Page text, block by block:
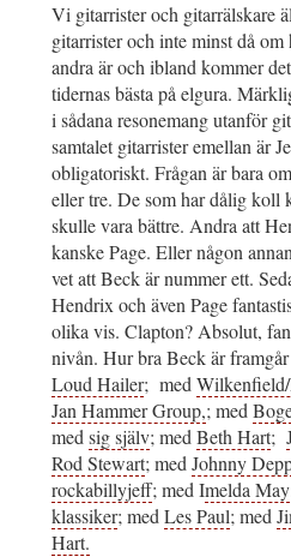
Vi gitarrister och gitarrälskare
gitarrister och inte minst då om
andra är och ibland kommer
tidernas bästa på elgura.
i sådana resonemang utanför
samtalet gitarrister emellan är
obligatoriskt. Frågan är bara
eller tre. De som har dålig koll
skulle vara bättre. Andra att
kanske Page. Eller någon
vet att Beck är nummer ett.
Hendrix och även Page
olika vis. Clapton? Absolut,
nivån. Hur bra Beck är
Loud Hailer; med
Jan Hammer Group,; med
med sig själv; med Beth Hart;
Rod Stewart; med Johnny
rockabillyjeff; med Imelda May
klassiker; med Les Paul; med
Hart.